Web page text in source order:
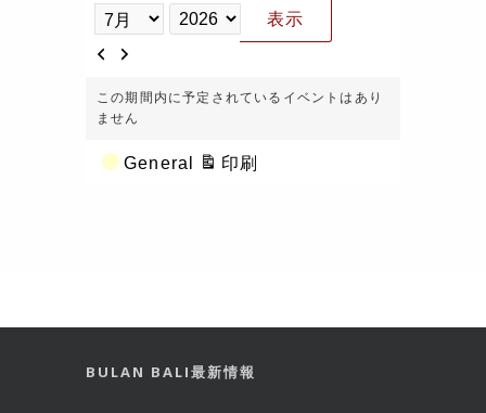
月
年
前
次
この期間内に予定されているイベントはあり
ません
カ
General 印刷
BULAN BALI最新情報